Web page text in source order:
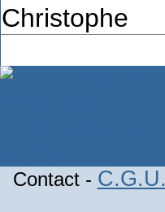
Christophe
Contact - C.G.U.